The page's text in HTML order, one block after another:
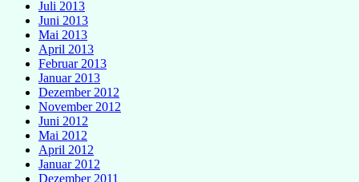
Juli 2013
Juni 2013
Mai 2013
April 2013
Februar 2013
Januar 2013
Dezember 2012
November 2012
Juni 2012
Mai 2012
April 2012
Januar 2012
Dezember 2011